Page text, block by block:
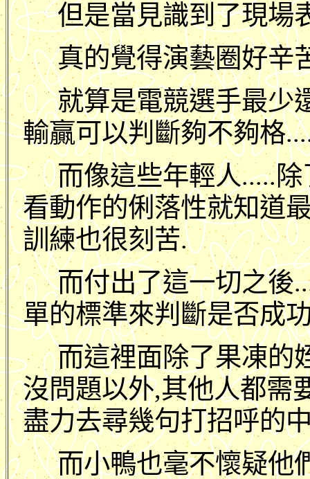
但是當見識到了現場
真的覺得演藝圈好辛
就算是電競選手最少
輸贏可以判斷夠不夠格
而像這些年輕人.....
看動作的俐落性就知道
訓練也很刻苦.
而付出了這一切之後
單的標準來判斷是否成
而這裡面除了果凍的
沒問題以外,其他人都需
盡力去尋幾句打招呼的
而小鴨也毫不懷疑他